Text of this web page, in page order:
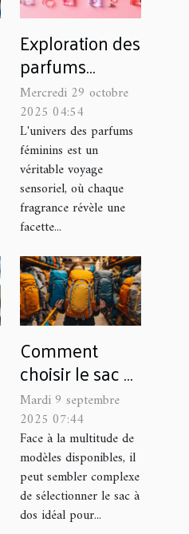
Exploration des
parfums
féminins :
Comment
choisir selon
l'intensité et
l'occasion ?
Mercredi 29 octobre
2025 04:54
L'univers des parfums
féminins est un
véritable voyage
sensoriel, où chaque
fragrance révèle une
facette...
Comment
choisir le sac à
dos parfait
pour chaque
occasion ?
Mardi 9 septembre
2025 07:44
Face à la multitude de
modèles disponibles, il
peut sembler complexe
de sélectionner le sac à
dos idéal pour...